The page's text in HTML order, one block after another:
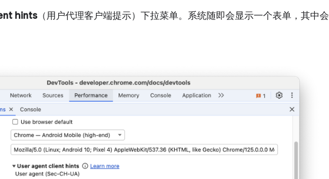
hints（用户代理客户端提示）下拉菜单。系统随即会显示一个表单，其中会